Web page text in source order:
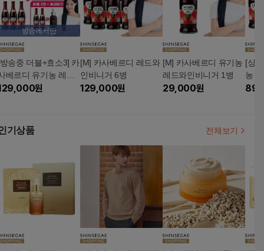
방송에서만
송중 더블+효소3] 카
베르디 유기농 레드
인비니거 6병+2병 +
원
[M] 카사베르디 레드와
인비니거 6병
129,000원
[M] 카사베르디 유기농
레드와인비니거 1병
29,000원
[싱
농
기상품 전체보기